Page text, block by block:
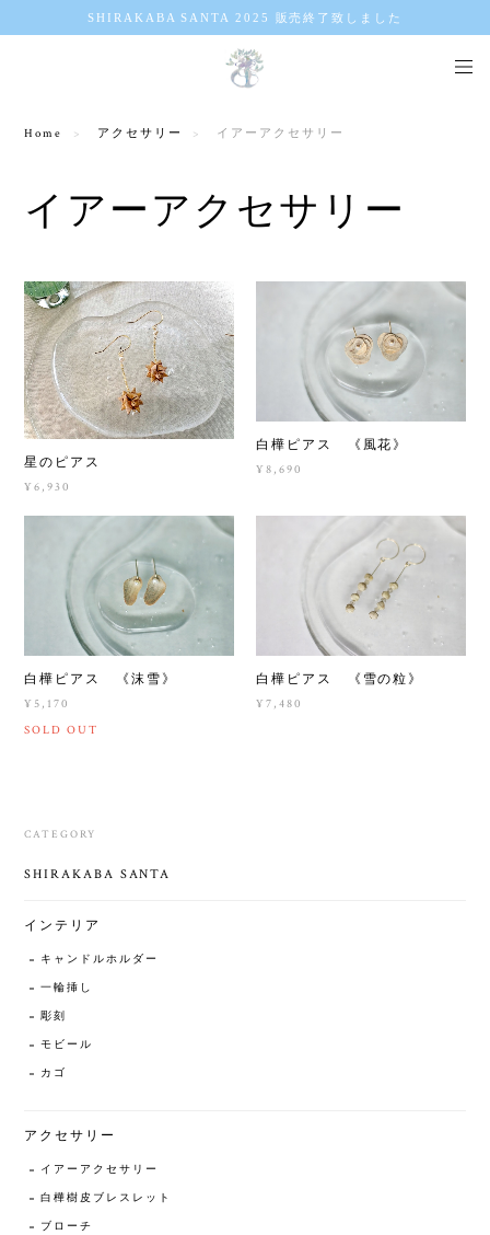
SHIRAKABA SANTA 2025 販売終了致しました
Home アクセサリー イアーアクセサリー
イアーアクセサリー
星のピアス
¥6,930
白樺ピアス 《風花》
¥8,690
白樺ピアス 《沫雪》
¥5,170
SOLD OUT
白樺ピアス 《雪の粒》
¥7,480
CATEGORY
SHIRAKABA SANTA
インテリア
キャンドルホルダー
一輪挿し
彫刻
モビール
カゴ
アクセサリー
イアーアクセサリー
白樺樹皮ブレスレット
ブローチ